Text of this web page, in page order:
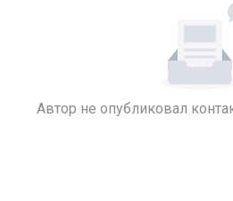
Автор не опубликовал